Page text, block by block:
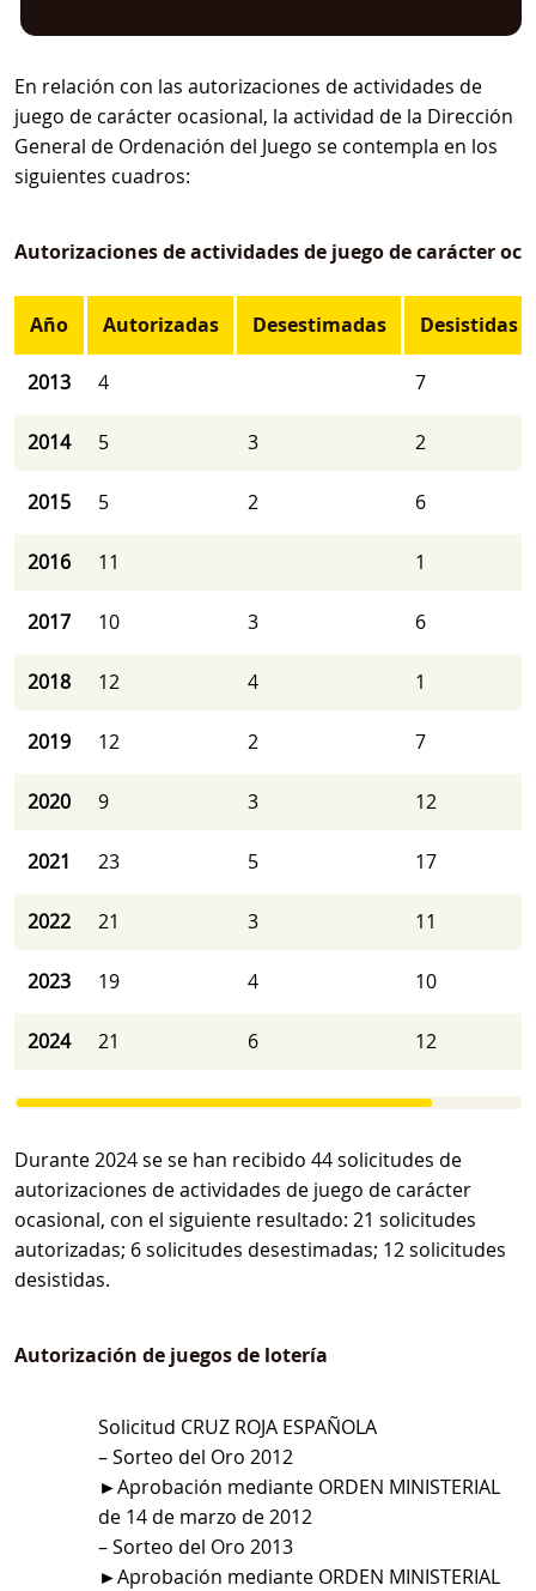
En relación con las autorizaciones de actividades de
juego de carácter ocasional, la actividad de la Dirección
General de Ordenación del Juego se contempla en los
siguientes cuadros:
Autorizaciones de actividades de juego de carácter
Año Autorizadas Desestimadas Desistidas
2013 4 7
2014 5 3 2
2015 5 2 6
2016 11 1
2017 10 3 6
2018 12 4 1
2019 12 2 7
2020 9 3 12
2021 23 5 17
2022 21 3 11
2023 19 4 10
2024 21 6 12
Durante 2024 se se han recibido 44 solicitudes de
autorizaciones de actividades de juego de carácter
ocasional, con el siguiente resultado: 21 solicitudes
autorizadas; 6 solicitudes desestimadas; 12 solicitudes
desistidas.
Autorización de juegos de lotería
Solicitud CRUZ ROJA ESPAÑOLA
– Sorteo del Oro 2012
►Aprobación mediante ORDEN MINISTERIAL
de 14 de marzo de 2012
– Sorteo del Oro 2013
►Aprobación mediante ORDEN MINISTERIAL